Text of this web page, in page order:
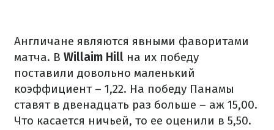
Англичане являются явными фаворитами
матча. В Willaim Hill на их победу
поставили довольно маленький
коэффициент – 1,22. На победу Панамы
ставят в двенадцать раз больше – аж 15,00.
Что касается ничьей, то ее оценили в 5,50.